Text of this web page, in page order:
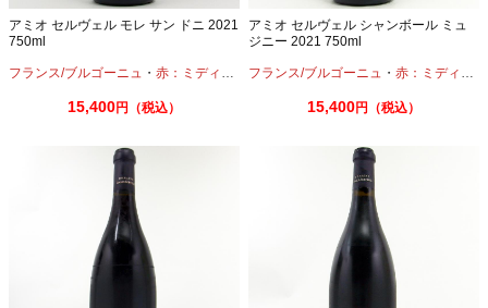
アミオ セルヴェル モレ サン ドニ 2021
750ml
フランス/ブルゴーニュ ・ 赤：ミディアムボディ ・ピノノワール
15,400円（税込）
アミオ セルヴェル シャンボール ミュ
ジニー 2021 750ml
フランス/ブルゴーニュ ・赤：ミディアムボディ
15,400円（税込）